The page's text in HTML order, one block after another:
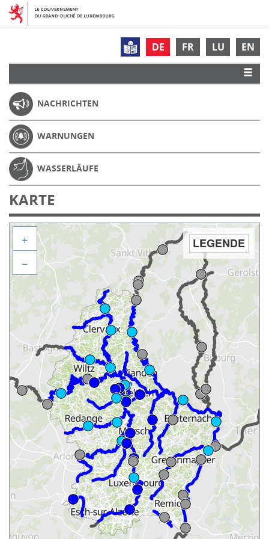
DE FR LU EN
NACHRICHTEN
WARNUNGEN
WASSERLÄUFE
KARTE
LEGENDE
+
−